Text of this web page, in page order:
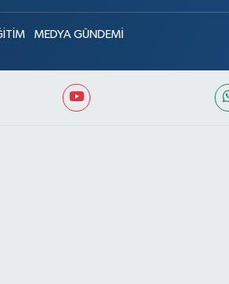
MEDYA GÜNDEMİ